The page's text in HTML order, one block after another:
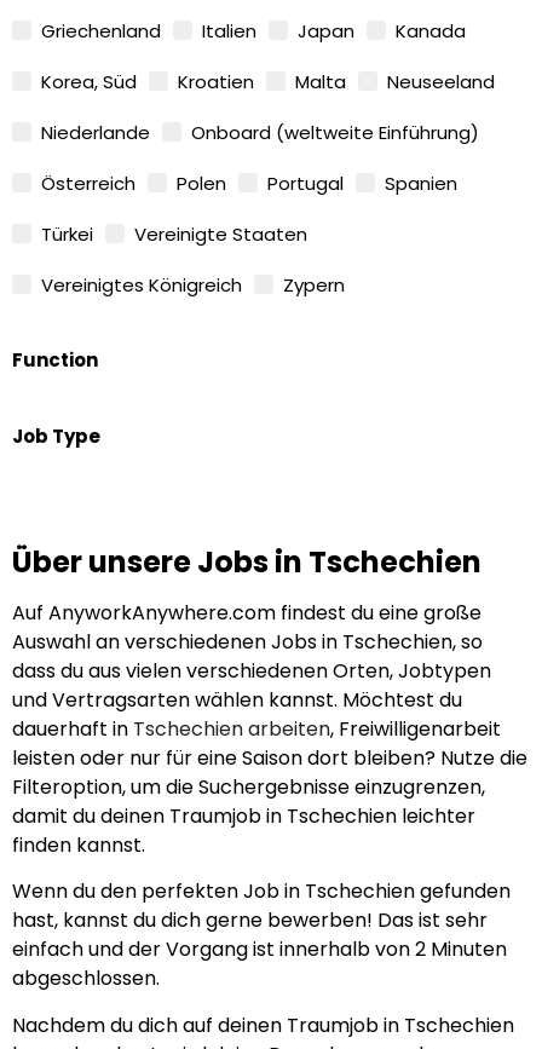
Griechenland
Italien Japan
Kanada
Korea, Süd
Kroatien Malta
Neuseeland
Niederlande
Onboard (weltweite Einführung)
Österreich
Polen Portugal
Spanien
Türkei
Vereinigte Staaten
Vereinigtes Königreich
Zypern
Function
Job Type
Über unsere Jobs in Tschechien
Auf AnyworkAnywhere.com findest du eine große
Auswahl an verschiedenen Jobs in Tschechien, so
dass du aus vielen verschiedenen Orten, Jobtypen
und Vertragsarten wählen kannst. Möchtest du
dauerhaft in Tschechien arbeiten, Freiwilligenarbeit
leisten oder nur für eine Saison dort bleiben? Nutze die
Filteroption, um die Suchergebnisse einzugrenzen,
damit du deinen Traumjob in Tschechien leichter
finden kannst.
Wenn du den perfekten Job in Tschechien gefunden
hast, kannst du dich gerne bewerben! Das ist sehr
einfach und der Vorgang ist innerhalb von 2 Minuten
abgeschlossen.
Nachdem du dich auf deinen Traumjob in Tschechien